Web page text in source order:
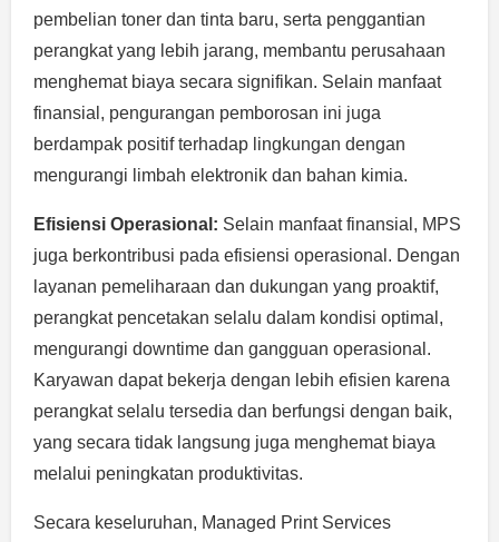
pembelian toner dan tinta baru, serta penggantian
perangkat yang lebih jarang, membantu perusahaan
menghemat biaya secara signifikan. Selain manfaat
finansial, pengurangan pemborosan ini juga
berdampak positif terhadap lingkungan dengan
mengurangi limbah elektronik dan bahan kimia.
Efisiensi Operasional: Selain manfaat finansial, MPS
juga berkontribusi pada efisiensi operasional. Dengan
layanan pemeliharaan dan dukungan yang proaktif,
perangkat pencetakan selalu dalam kondisi optimal,
mengurangi downtime dan gangguan operasional.
Karyawan dapat bekerja dengan lebih efisien karena
perangkat selalu tersedia dan berfungsi dengan baik,
yang secara tidak langsung juga menghemat biaya
melalui peningkatan produktivitas.
Secara keseluruhan, Managed Print Services